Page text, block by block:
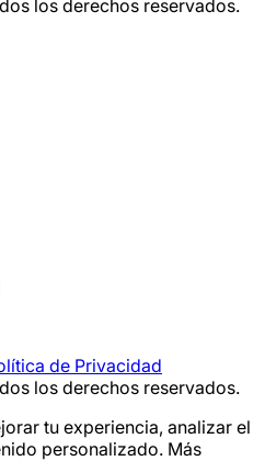
los derechos reservados.
de Privacidad
los derechos reservados.
tu experiencia, analizar el
personalizado. Más